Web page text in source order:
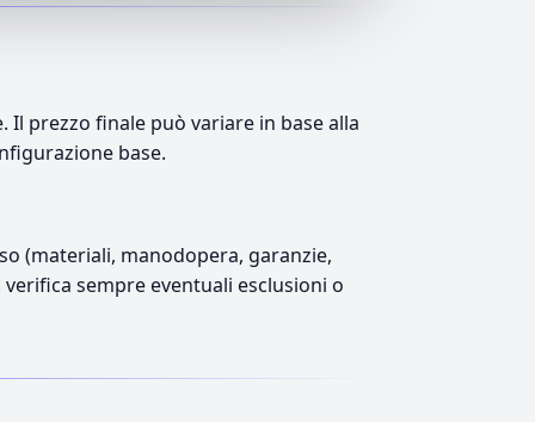
prezzo finale può variare in base alla
base.
(materiali, manodopera, garanzie,
sempre eventuali esclusioni o